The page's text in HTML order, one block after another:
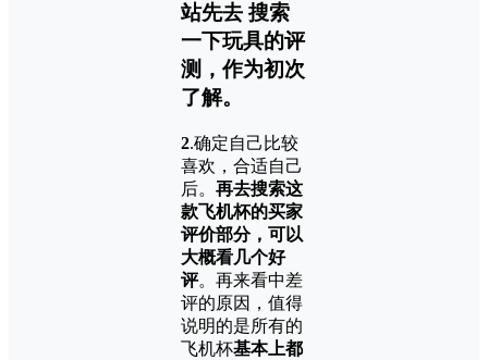
站先去 搜索
一下玩具的评
测 ，作为初次
了解。
2.确定自己比较
喜欢，合适自己
后。 再去搜索这
款飞机杯的买家
评价部分，可以
大概看几个好
评。再来看中差
评的原因，值得
说明的是所有的
飞机杯基本上都